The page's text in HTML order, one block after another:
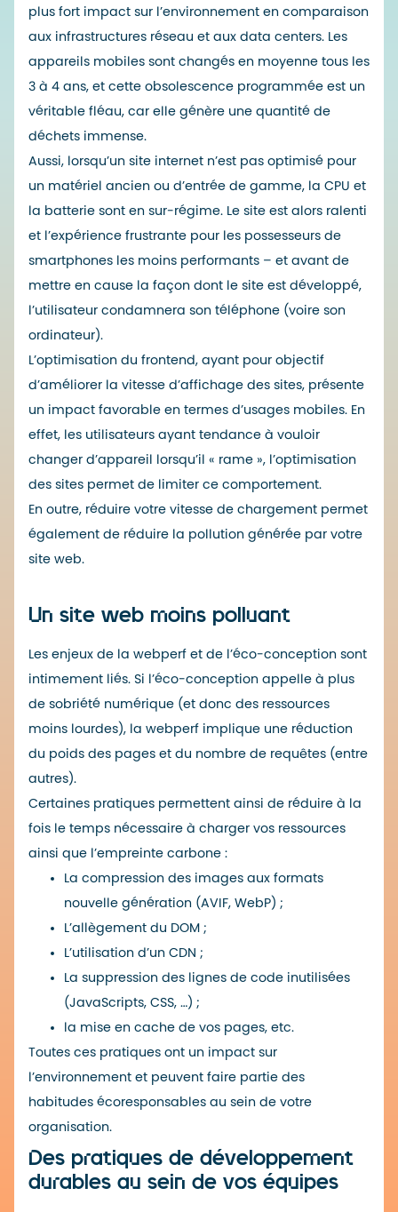
plus fort impact sur l’environnement en comparaison
aux infrastructures réseau et aux data centers. Les
appareils mobiles sont changés en moyenne tous les
3 à 4 ans, et cette obsolescence programmée est un
véritable fléau, car elle génère une quantité de
déchets immense.
Aussi, lorsqu’un site internet n’est pas optimisé pour
un matériel ancien ou d’entrée de gamme, la CPU et
la batterie sont en sur-régime. Le site est alors ralenti
et l’expérience frustrante pour les possesseurs de
smartphones les moins performants – et avant de
mettre en cause la façon dont le site est développé,
l’utilisateur condamnera son téléphone (voire son
ordinateur).
L’optimisation du frontend, ayant pour objectif
d’améliorer la vitesse d’affichage des sites, présente
un impact favorable en termes d’usages mobiles. En
effet, les utilisateurs ayant tendance à vouloir
changer d’appareil lorsqu’il « rame », l’optimisation
des sites permet de limiter ce comportement.
En outre, réduire votre vitesse de chargement permet
également de réduire la pollution générée par votre
site web.
Un site web moins polluant
Les enjeux de la webperf et de l’éco-conception sont
intimement liés. Si l’éco-conception appelle à plus
de sobriété numérique (et donc des ressources
moins lourdes), la webperf implique une réduction
du poids des pages et du nombre de requêtes (entre
autres).
Certaines pratiques permettent ainsi de réduire à la
fois le temps nécessaire à charger vos ressources
ainsi que l’empreinte carbone :
La compression des images aux formats
nouvelle génération (AVIF, WebP) ;
L’allègement du DOM ;
L’utilisation d’un CDN ;
La suppression des lignes de code inutilisées
(JavaScripts, CSS, …) ;
la mise en cache de vos pages, etc.
Toutes ces pratiques ont un impact sur
l’environnement et peuvent faire partie des
habitudes écoresponsables au sein de votre
organisation.
Des pratiques de développement
durables au sein de vos équipes